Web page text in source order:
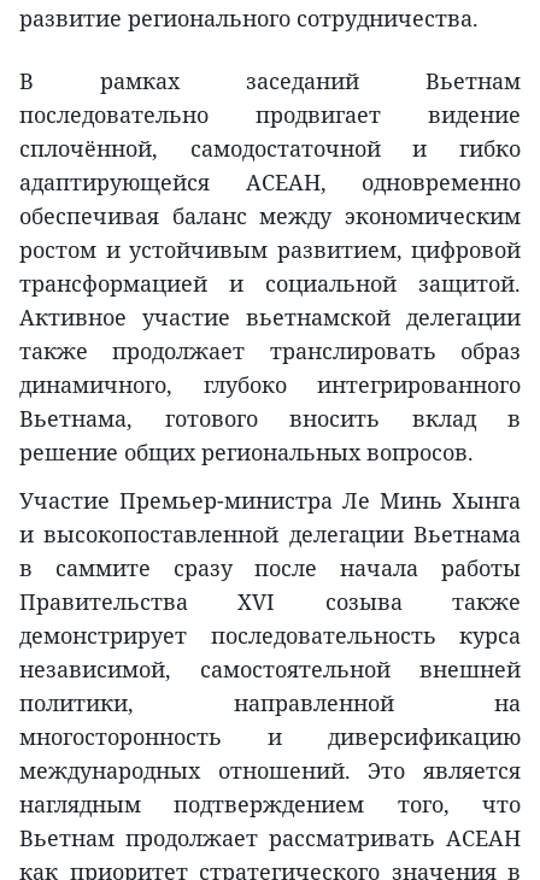
развитие регионального сотрудничества.
В рамках заседаний Вьетнам
последовательно продвигает видение
сплочённой, самодостаточной и гибко
адаптирующейся АСЕАН, одновременно
обеспечивая баланс между экономическим
ростом и устойчивым развитием, цифровой
трансформацией и социальной защитой.
Активное участие вьетнамской делегации
также продолжает транслировать образ
динамичного, глубоко интегрированного
Вьетнама, готового вносить вклад в
решение общих региональных вопросов.
Участие Премьер-министра Ле Минь Хынга
и высокопоставленной делегации Вьетнама
в саммите сразу после начала работы
Правительства XVI созыва также
демонстрирует последовательность курса
независимой, самостоятельной внешней
политики, направленной на
многосторонность и диверсификацию
международных отношений. Это является
наглядным подтверждением того, что
Вьетнам продолжает рассматривать АСЕАН
как приоритет стратегического значения в